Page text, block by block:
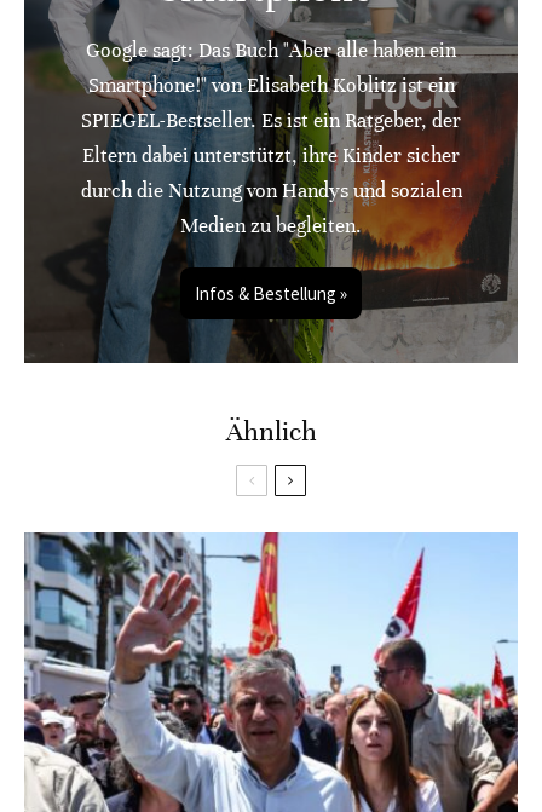
Google sagt: Das Buch "Aber alle haben ein
Smartphone!" von Elisabeth Koblitz ist ein
SPIEGEL-Bestseller. Es ist ein Ratgeber, der
Eltern dabei unterstützt, ihre Kinder sicher
durch die Nutzung von Handys und sozialen
Medien zu begleiten.
Infos & Bestellung »
Ähnlich